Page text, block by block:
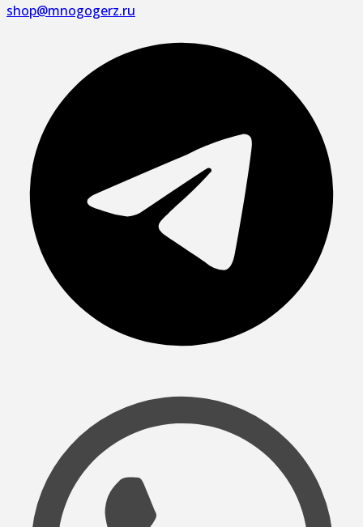
shop@mnogogerz.ru